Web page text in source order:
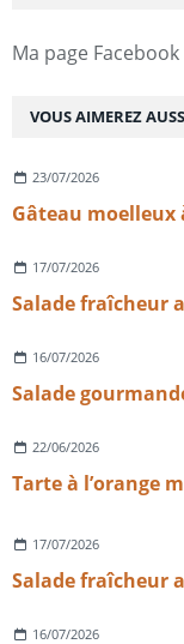
VOUS AIMEREZ
23/07/2026
Gâteau moelleux
17/07/2026
16/07/2026
22/06/2026
Tarte à l’orange
17/07/2026
16/07/2026
Ma page Facebook